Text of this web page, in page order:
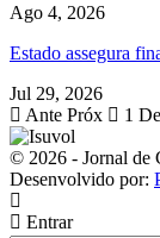
Ago 4, 2026
Estado assegura
Jul 29, 2026
Ante Próx 1
© 2026 - Jornal de
Desenvolvido por:
Entrar